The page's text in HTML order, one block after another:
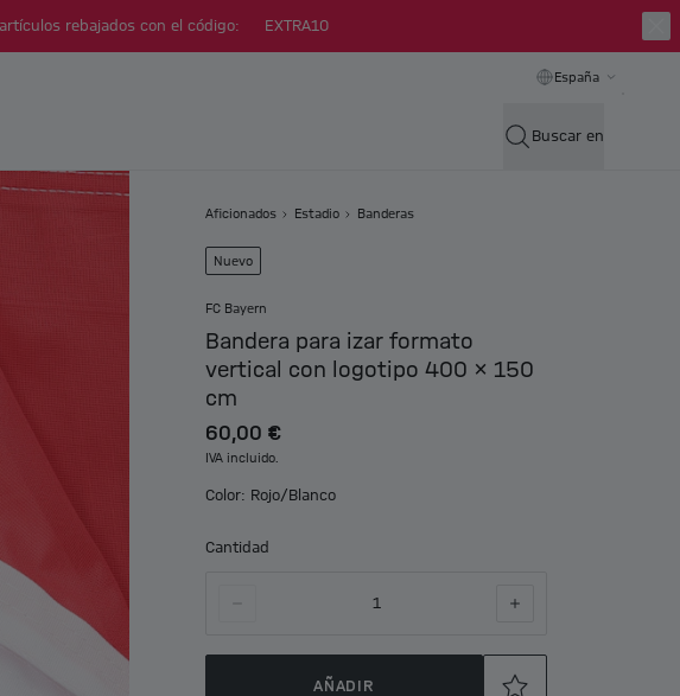
rebajados con el código: EXTRA10
España
Buscar en
Aficionados Estadio Banderas
Nuevo
FC Bayern
Bandera para izar formato
vertical con logotipo 400 x 150
cm
60,00 €
IVA incluido.
Color: Rojo/Blanco
Cantidad
1
AÑADIR